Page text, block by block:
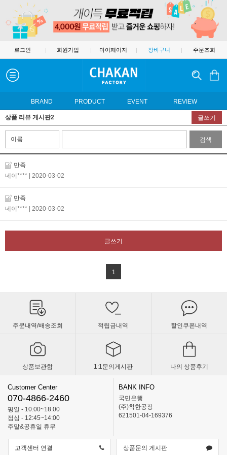
로그인 | 회원가입 | 마이페이지 | 장바구니 | 주문조회
BRAND PRODUCT EVENT REVIEW
상품 리뷰 게시판2 글쓰기
검색
만족
네이**** | 2020-03-02
만족
네이**** | 2020-03-02
글쓰기
1
주문내역/배송조회 적립금내역 할인쿠폰내역
상품보관함 1:1문의게시판 나의 상품후기
Customer Center
070-4866-2460
평일 - 10:00~18:00
점심 - 12:45~14:00
주말&공휴일 휴무
BANK INFO
국민은행
(주)착한공장
621501-04-169376
고객센터 연결 상품문의 게시판